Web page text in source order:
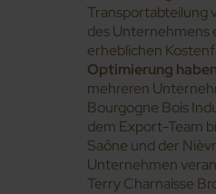
Transportabteilung
des Unternehmens
erheblichen
Optimierung
mehreren
Bourgogne Bois
dem Export-Team
Saône und der
Unternehmen
Terry Charnaisse